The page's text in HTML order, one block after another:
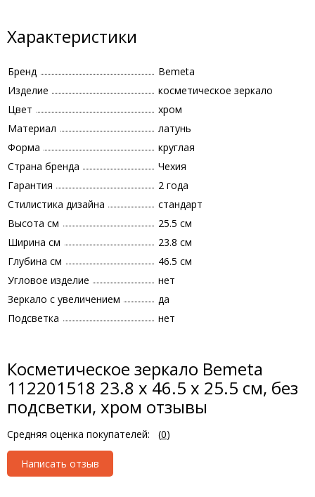
Характеристики
Бренд
Bemeta
Изделие
косметическое зеркало
Цвет
хром
Материал
латунь
Форма
круглая
Страна бренда
Чехия
Гарантия
2 года
Стилистика дизайна
стандарт
Высота см
25.5 см
Ширина см
23.8 см
Глубина см
46.5 см
Угловое изделие
нет
Зеркало с увеличением
да
Подсветка
нет
Косметическое зеркало Bemeta
112201518 23.8 x 46.5 x 25.5 см, без
подсветки, хром отзывы
Средняя оценка покупателей: (0)
Написать отзыв